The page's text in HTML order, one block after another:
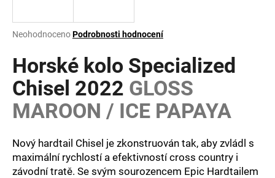
Průměrné
produktu
je
0,0
z
5
hvězdiček.
NeohodnocenoPodrobnosti hodnocení
Horské kolo Specialized
Chisel 2022 GLOSS
MAROON / ICE PAPAYA
Nový hardtail Chisel je zkonstruován tak, aby zvládl s
maximální rychlostí a efektivností cross country i
závodní tratě. Se svým sourozencem Epic Hardtailem
j
t
?
HLEDAT